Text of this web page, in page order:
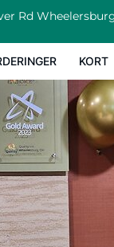
Rd
KORT